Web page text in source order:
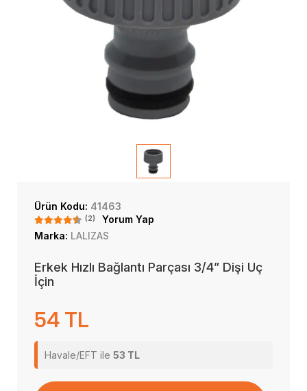
Ürün Kodu: 41463
(2)
Yorum Yap
Marka: LALIZAS
Erkek Hızlı Bağlantı Parçası 3/4” Dişi Uç
İçin
54 TL
Havale/EFT ile 53 TL